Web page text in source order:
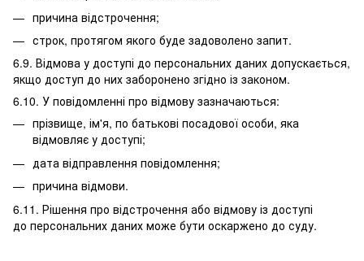
причина відстрочення;
строк, протягом якого буде задоволено запит.
6.9. Відмова у доступі до персональних даних допускається,
якщо доступ до них заборонено згідно із законом.
6.10. У повідомленні про відмову зазначаються:
прізвище, ім'я, по батькові посадової особи, яка
відмовляє у доступі;
дата відправлення повідомлення;
причина відмови.
6.11. Рішення про відстрочення або відмову із доступі
до персональних даних може бути оскаржено до суду.